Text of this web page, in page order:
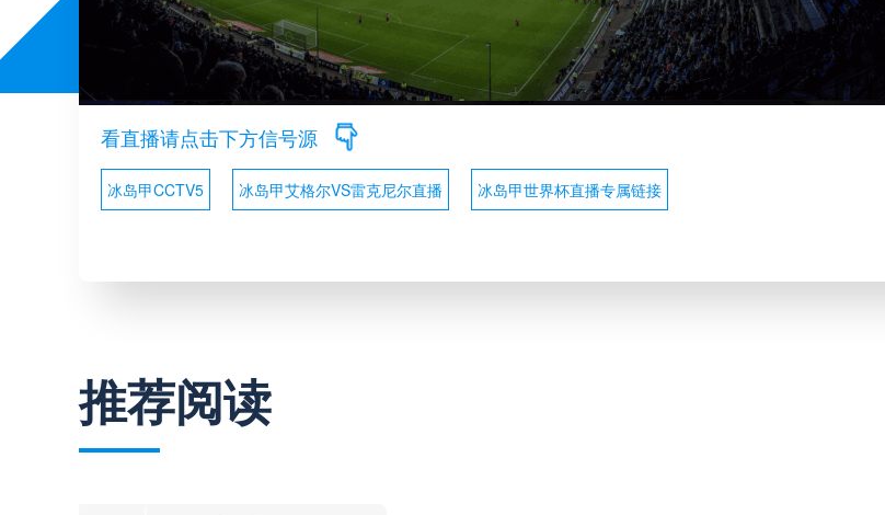
看直播请点击下方信号源
冰岛甲CCTV5 冰岛甲艾格尔VS雷克尼尔直播 冰岛甲世界杯直播专属链接
推荐阅读